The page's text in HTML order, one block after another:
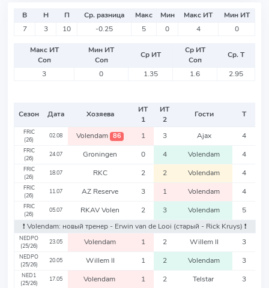
В Н П Ср. разница Макс Мин Макс ИТ
Мин ИТ
7
3 10 -0.25 5 0 4 0
Макс ИТ
Соп
Мин ИТ
Соп
Ср ИТ
Ср ИТ
Соп
Ср. Т
3
0 1.35 1.6 2.95
Сезон Дата Хозяева
ИТ
1
ИТ
2
Гости Т
FRIC
(26)
02.08 Volendam 86 1 3 Ajax 4
FRIC
(26)
24.07 Groningen 0 4 Volendam 4
FRIC
(26)
18.07 RKC 2 2 Volendam 4
FRIC
(26)
11.07 AZ Reserve 3 1 Volendam 4
FRIC
(26)
05.07 RKAV Volen 2 3 Volendam
5
❗️ Volendam: новый тренер - Erwin van de Looi (старый - Rick Kruys) ❗️
NEDPO
(25/26)
23.05 Volendam 1 2 Willem II 3
NEDPO
(25/26)
20.05 Willem II 1 2 Volendam 3
NED1
(25/26)
17.05 Volendam 1 2 Telstar 3